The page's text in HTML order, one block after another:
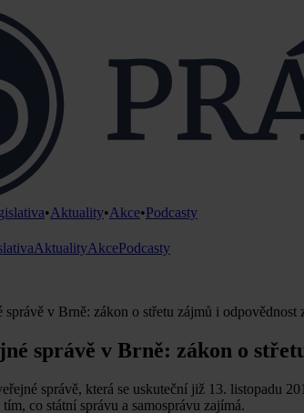
•Aktuality•Akce•Podcasty
AktualityAkcePodcasty
správě v Brně: zákon o střetu zájmů i odpovědnost
správě v Brně: zákon o
správě, která se uskuteční již 13. listopadu
co státní správu a samosprávu zajímá.